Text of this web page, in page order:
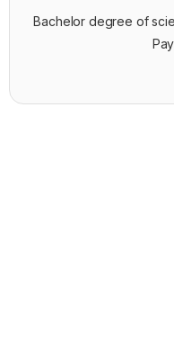
Bachelor degree of